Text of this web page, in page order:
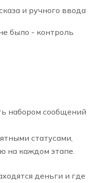
и ручного ввода
было - контроль
набором сообщений
статусами,
на каждом этапе.
деньги и где